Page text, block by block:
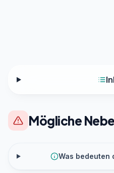
Mögliche
Was bedeuten